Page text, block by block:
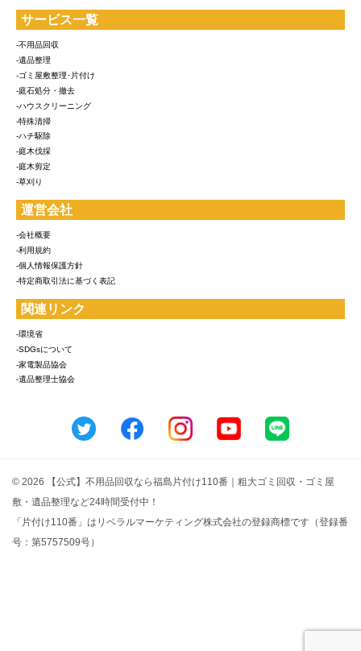
サービス一覧
-不用品回収
-遺品整理
-ゴミ屋敷整理･片付け
-庭石処分・撤去
-ハウスクリーニング
-特殊清掃
-ハチ駆除
-庭木伐採
-庭木剪定
-草刈り
運営会社
-会社概要
-利用規約
-個人情報保護方針
-特定商取引法に基づく表記
関連リンク
-環境省
-SDGsについて
-家電製品協会
-遺品整理士協会
© 2026 【公式】不用品回収なら福島片付け110番｜粗大ゴミ回収・ゴミ屋
敷・遺品整理など24時間受付中！
「片付け110番」はリベラルマーケティング株式会社の登録商標です（登録番
号：第5757509号）